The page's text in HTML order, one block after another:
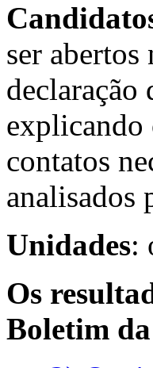
ser abertos
declaração
explicando
contatos
analisados
Unidades:
Os
Boletim